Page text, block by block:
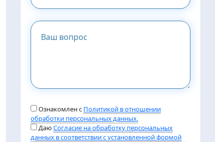
Ознакомлен с Политикой в отношении
обработки персональных данных.
ДаюСогласие на обработку персональных
данных в соответствии с установленной формой